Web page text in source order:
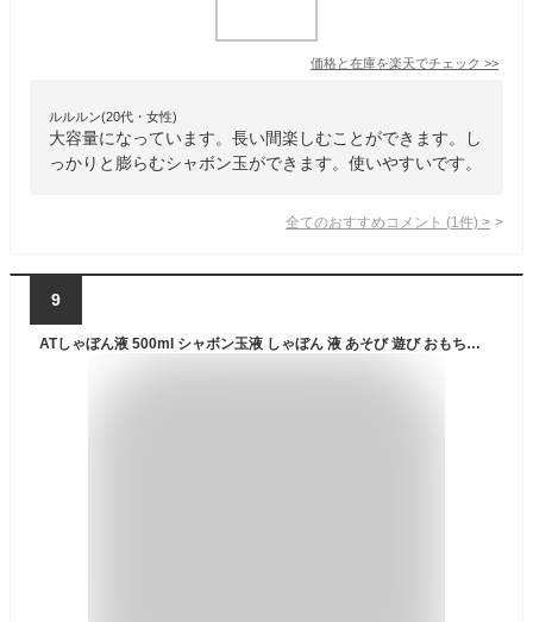
価格と在庫を楽天でチェック >>
ルルルン(20代・女性)
大容量になっています。長い間楽しむことができます。し
っかりと膨らむシャボン玉ができます。使いやすいです。
全てのおすすめコメント (1 件) >
9
ATしゃぼん液 500ml シャボン玉液 しゃぼん 液 あそび 遊び おもちゃ アーテック 9570